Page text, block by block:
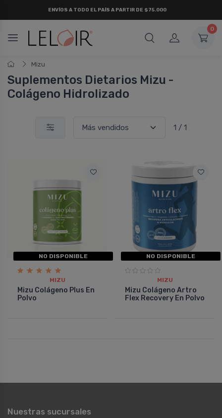
ENVÍOS A TODO EL PAÍS A PARTIR DE $75.000
0
Mizu
Suplementos Dietarios Mizu -
Colágeno Hidrolizado
1 / 1
NO DISPONIBLE
MIZU
Mizu Colágeno Plus En
Polvo
NO DISPONIBLE
MIZU
Mizu Colágeno Artro
Flex Recovery En Polvo
Nuestras sucursales